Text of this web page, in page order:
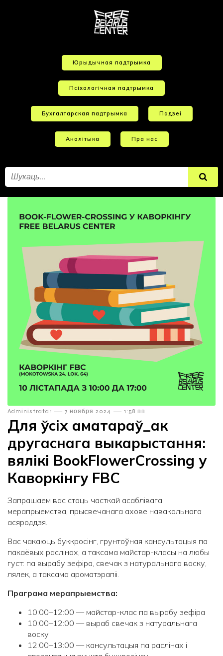
Юрыдычная падтрымка
Псіхалагічная падтрымка
Бухгалтарская падтрымка Падзеі
Аналітыка Пра нас
Admіnіstratar — 7 ноября 2024 — 1:58 пп
Для ўсіх аматараў_ак
другаснага выкарыстання:
вялікі BookFlowerCrossing у
Каворкінгу FBC
Запрашаем вас стаць часткай асаблівага
мерапрыемства, прысвечанага ахове навакольнага
асяроддзя.
Вас чакаюць буккросінг, грунтоўная кансультацыя па
пакаёвых раслінах, а таксама майстар-класы на любы
густ: па вырабу зефіра, свечак з натуральнага воску,
лялек, а таксама ароматэрапіі.
Праграма мерапрыемства:
10:00–12:00 — майстар-клас па вырабу зефіра
10:00–12:00 — выраб свечак з натуральнага
воску
12:00–13:00 — кансультацыя па раслінах і